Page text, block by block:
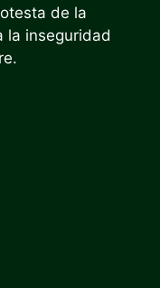
de la
la inseguridad